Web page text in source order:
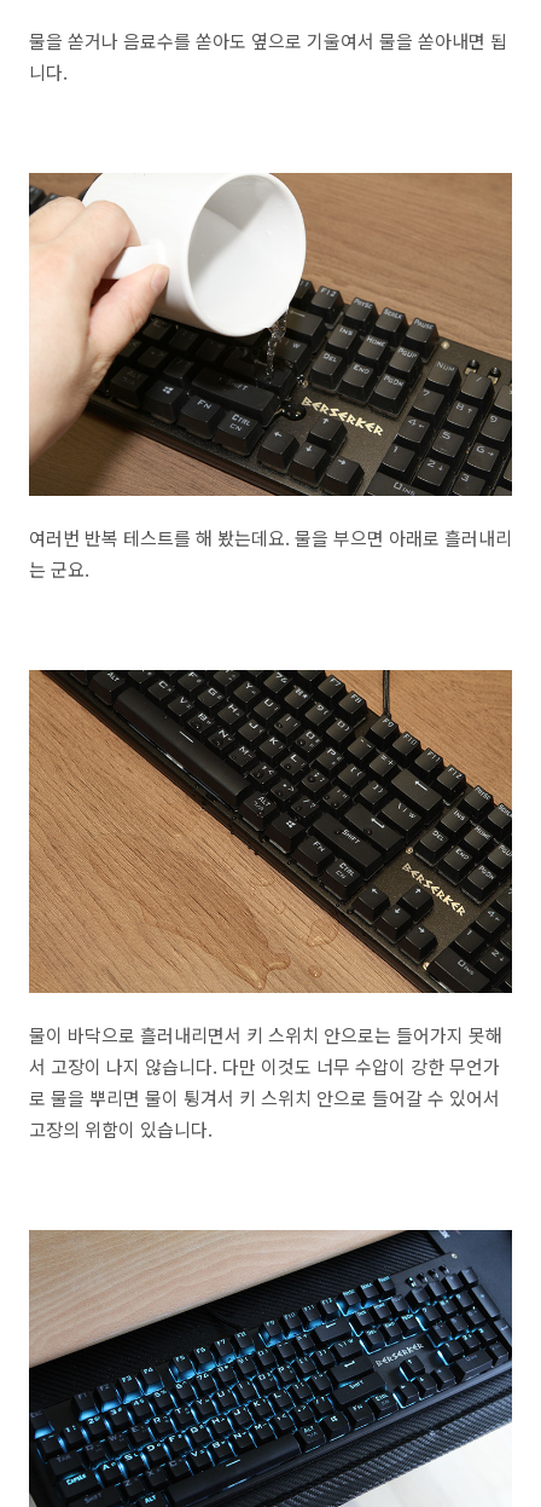
물을 쏟거나 음료수를 쏟아도 옆으로 기울여서 물을 쏟아내면 됩
니다.
여러번 반복 테스트를 해 봤는데요. 물을 부으면 아래로 흘러내리
는 군요.
물이 바닥으로 흘러내리면서 키 스위치 안으로는 들어가지 못해
서 고장이 나지 않습니다. 다만 이것도 너무 수압이 강한 무언가
로 물을 뿌리면 물이 튕겨서 키 스위치 안으로 들어갈 수 있어서
고장의 위함이 있습니다.